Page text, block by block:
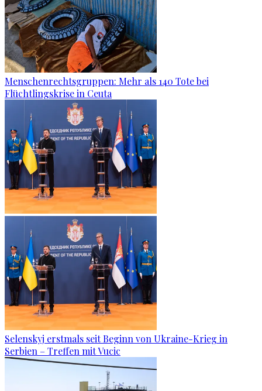
Menschenrechtsgruppen: Mehr als 140 Tote bei
Flüchtlingskrise in Ceuta
Selenskyj erstmals seit Beginn von Ukraine-Krieg in
Serbien – Treffen mit Vucic